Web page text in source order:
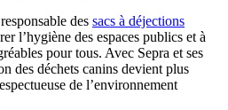
des sacs à déjections
l’hygiène des espaces publics et à
pour tous. Avec Sepra et ses
des déchets canins devient plus
de l’environnement